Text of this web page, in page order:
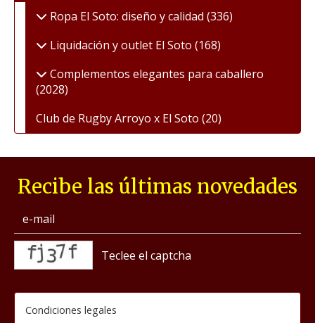
Ropa El Soto: diseño y calidad (336)
Liquidación y outlet El Soto (168)
Complementos elegantes para caballero
(2028)
Club de Rugby Arroyo x El Soto (20)
Recibe las últimas novedades
Condiciones legales